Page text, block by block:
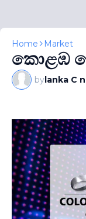
Home Market
කොළඹ
bylanka C